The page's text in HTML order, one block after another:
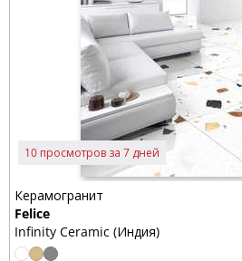
10 просмотров за 7 дней
Керамогранит
Felice
Infinity Ceramic (Индия)